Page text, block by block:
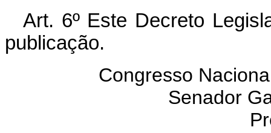
Art. 6ºEste Decreto
publicação.
Congresso
Senador